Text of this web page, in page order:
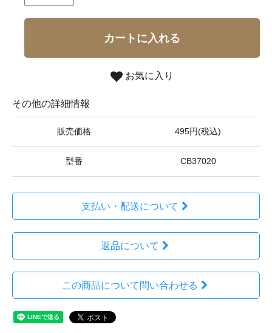
カートに入れる
お気に入り
その他の詳細情報
販売価格 495円(税込)
型番 CB37020
支払い・配送について
返品について
この商品について問い合わせる